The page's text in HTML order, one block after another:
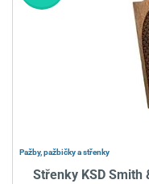
Pažby, pažbičky a střenky
Střenky KSD Smith